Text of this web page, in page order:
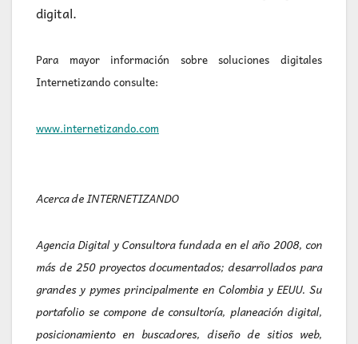
digital.
Para mayor información sobre soluciones digitales
Internetizando consulte:
www.internetizando.com
Acerca de INTERNETIZANDO
Agencia Digital y Consultora fundada en el año 2008, con
más de 250 proyectos documentados; desarrollados para
grandes y pymes principalmente en Colombia y EEUU. Su
portafolio se compone de consultoría, planeación digital,
posicionamiento en buscadores, diseño de sitios web,